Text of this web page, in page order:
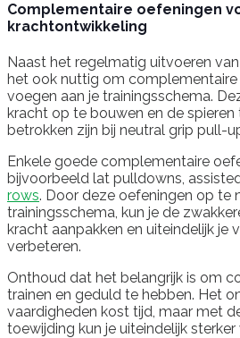
Complementaire oefeningen
krachtontwikkeling
Naast het regelmatig uitvoeren
het ook nuttig om
voegen aan je trainingsschema.
kracht op te bouwen en de spieren
betrokken zijn bij neutral grip pull-
Enkele goede complementaire
bijvoorbeeld lat pulldowns,
rows. Door deze oefeningen op te
trainingsschema, kun je de
kracht aanpakken en uiteindelijk je
verbeteren.
Onthoud dat het belangrijk is om
trainen en geduld te hebben. Het
vaardigheden kost tijd, maar met
toewijding kun je uiteindelijk